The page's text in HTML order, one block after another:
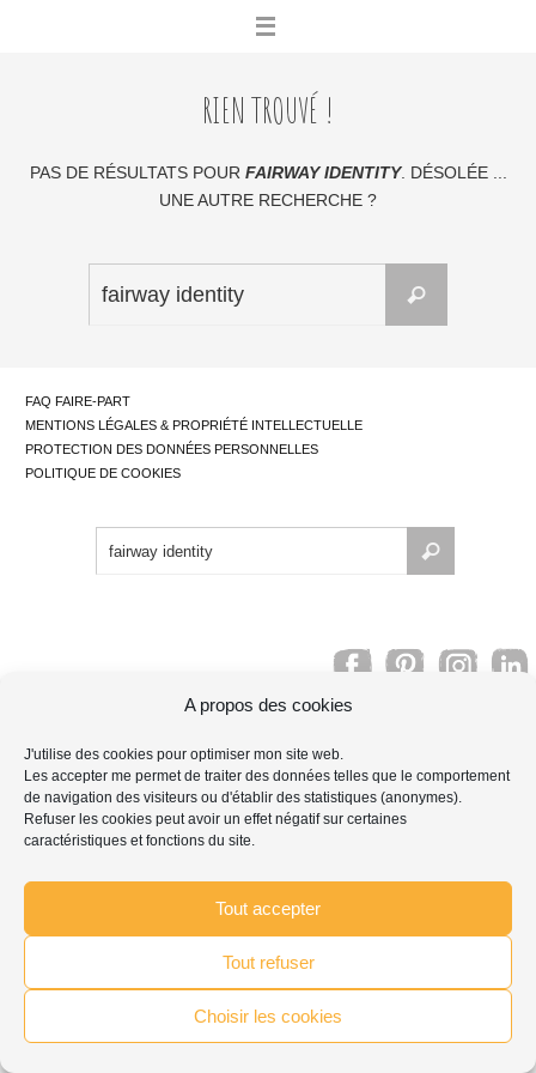
A propos des cookies
J'utilise des cookies pour optimiser mon site web.
Les accepter me permet de traiter des données telles que le comportement
de navigation des visiteurs ou d'établir des statistiques (anonymes).
Refuser les cookies peut avoir un effet négatif sur certaines
caractéristiques et fonctions du site.
Tout accepter
Tout refuser
Choisir les cookies
RIEN TROUVÉ !
PAS DE RÉSULTATS POUR FAIRWAY IDENTITY. DÉSOLÉE ...
UNE AUTRE RECHERCHE ?
Chercher
FAQ FAIRE-PART
MENTIONS LÉGALES & PROPRIÉTÉ INTELLECTUELLE
PROTECTION DES DONNÉES PERSONNELLES
POLITIQUE DE COOKIES
Chercher
...